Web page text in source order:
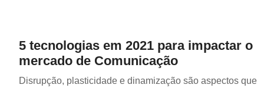
5 tecnologias em 2021 para impactar o
mercado de Comunicação
Disrupção, plasticidade e dinamização são aspectos que